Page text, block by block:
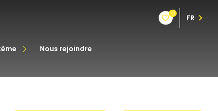
0 FR
nous rejoindre